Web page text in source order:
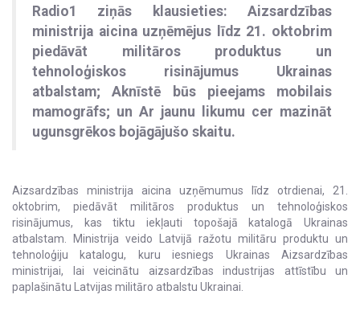
Radio1 ziņās klausieties: Aizsardzības
ministrija aicina uzņēmējus līdz 21. oktobrim
piedāvāt militāros produktus un
tehnoloģiskos risinājumus Ukrainas
atbalstam; Aknīstē būs pieejams mobilais
mamogrāfs; un Ar jaunu likumu cer mazināt
ugunsgrēkos bojāgājušo skaitu.
Aizsardzības ministrija aicina uzņēmumus līdz otrdienai, 21.
oktobrim, piedāvāt militāros produktus un tehnoloģiskos
risinājumus, kas tiktu iekļauti topošajā katalogā Ukrainas
atbalstam. Ministrija veido Latvijā ražotu militāru produktu un
tehnoloģiju katalogu, kuru iesniegs Ukrainas Aizsardzības
ministrijai, lai veicinātu aizsardzības industrijas attīstību un
paplašinātu Latvijas militāro atbalstu Ukrainai.